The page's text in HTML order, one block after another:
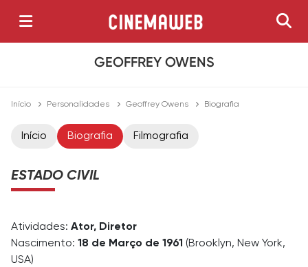
GEOFFREY OWENS
Início Personalidades Geoffrey Owens Biografia
Início Biografia Filmografia
ESTADO CIVIL
Atividades: Ator, Diretor
Nascimento: 18 de Março de 1961 (Brooklyn, New York,
USA)